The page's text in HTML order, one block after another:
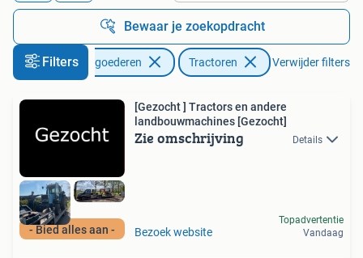
Bewaar je zoekopdracht
Filters
Zakelijke goederen Tractoren Verwijder filters
- Bied alles aan -
[Gezocht ] Tractors en andere
landbouwmachines [Gezocht]
Zie omschrijving Details
Bezoek website
Topadvertentie
Vandaag